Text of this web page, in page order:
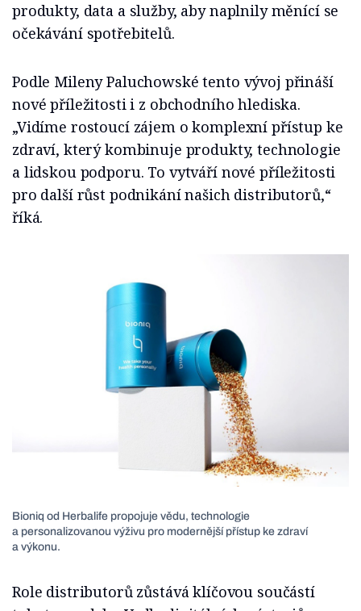
produkty, data a služby, aby naplnily měnící se
očekávání spotřebitelů.
Podle Mileny Paluchowské tento vývoj přináší
nové příležitosti i z obchodního hlediska.
„Vidíme rostoucí zájem o kom­plexní přístup ke
zdraví, který kombinuje produkty, technologie
a lidskou podpo­ru. To vytváří nové příležitosti
pro další růst podnikání našich distributorů,“
říká.
Bioniq od Herbalife propojuje vědu, tech­nologie
a personalizovanou výživu pro modernější přístup ke zdraví
a výkonu.
Role distributorů zůstává klíčovou sou­částí